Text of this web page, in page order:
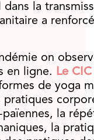
dans la
a
on
en ligne. Le CIC
de yoga
pratiques
la
la